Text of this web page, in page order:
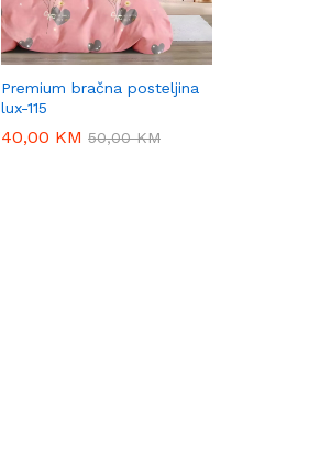
Premium bračna posteljina
lux-115
40,00 KM 50,00KM
40,00 KM 50,00KM